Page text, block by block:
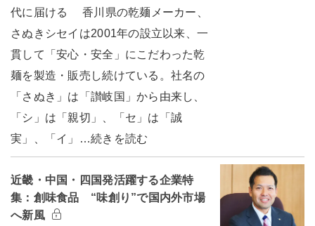
代に届ける 香川県の乾麺メーカー、
さぬきシセイは2001年の設立以来、一
貫して「安心・安全」にこだわった乾
麺を製造・販売し続けている。社名の
「さぬき」は「讃岐国」から由来し、
「シ」は「親切」、「セ」は「誠
実」、「イ」…続きを読む
近畿・中国・四国発活躍する企業特
集：創味食品 “味創り”で国内外市場
へ新風